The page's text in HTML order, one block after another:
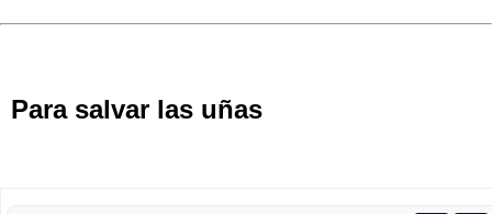
Para salvar las uñas